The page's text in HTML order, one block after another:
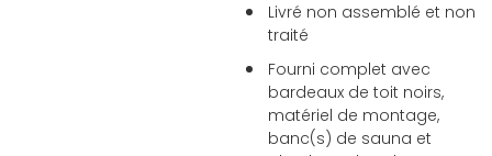
Livré non assemblé et non
traité
Fourni complet avec
bardeaux de toit noirs,
matériel de montage,
banc(s) de sauna et